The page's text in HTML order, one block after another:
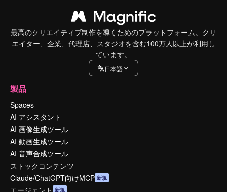
最高のクリエイティブ制作を導くためのプラットフォーム。クリ
エイター、企業、代理店、スタジオを含む100万人以上が利用し
ています。
日本語
製品
Spaces
AI アシスタント
AI 画像生成ツール
AI 動画生成ツール
AI 音声合成ツール
ストックコンテンツ
Claude/ChatGPT向けMCP 新規
エージェント 新規